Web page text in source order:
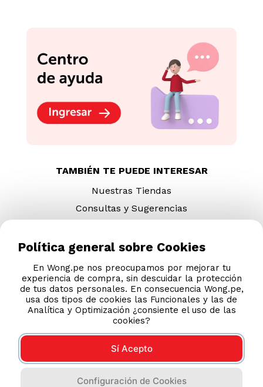
TAMBIÉN TE PUEDE INTERESAR
Nuestras Tiendas
Consultas y Sugerencias
Revisa tu boleta
Términos y Condiciones
Legales
Código de Ética
AYUDA CALLCENTER
(511) 613-8888
Política general sobre Cookies
En Wong.pe nos preocupamos por mejorar tu
experiencia de compra, sin descuidar la protección
de tus datos personales. En consecuencia Wong.pe,
usa dos tipos de cookies las Funcionales y las de
Analítica y Optimización ¿consiente el uso de las
cookies?
Sí Acepto
Configuración de Cookies